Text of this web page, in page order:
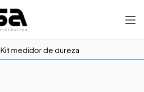
Kit medidor de dureza